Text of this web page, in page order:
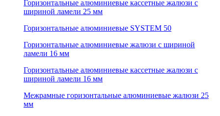
Горизонтальные алюминиевые кассетные жалюзи с
шириной ламели 25 мм
Горизонтальные алюминиевые SYSTEM 50
Горизонтальные алюминиевые жалюзи с шириной
ламели 16 мм
Горизонтальные алюминиевые кассетные жалюзи с
шириной ламели 16 мм
Межрамные горизонтальные алюминиевые жалюзи 25
мм